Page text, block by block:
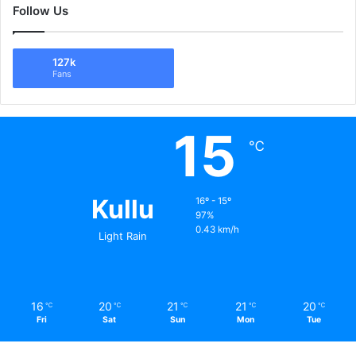
Follow Us
127k
Fans
Kullu
Light Rain
15 ℃
16º - 15º
97%
0.43 km/h
16 ℃
Fri
20 ℃
Sat
21 ℃
Sun
21 ℃
Mon
20 ℃
Tue